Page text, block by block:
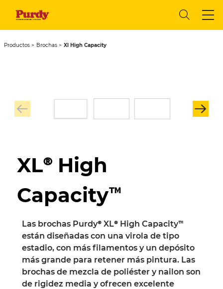
Productos Brochas Xl High Capacity
XL® High
Capacity™
Las brochas Purdy® XL® High Capacity™
están diseñadas con una virola de tipo
estadio, con más filamentos y un depósito
más grande para retener más pintura. Las
brochas de mezcla de poliéster y nailon son
de rigidez media y ofrecen excelente